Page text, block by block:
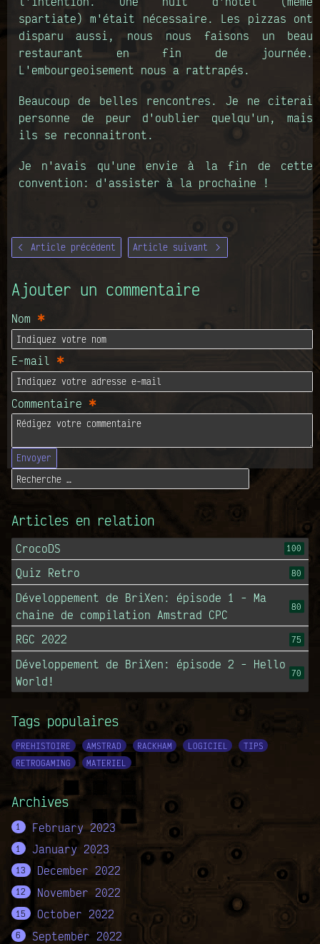
spartiate) m'était nécessaire. Les pizzas ont
disparu aussi, nous nous faisons un beau
restaurant en fin de journée.
L'embourgeoisement nous a rattrapés.
Beaucoup de belles rencontres. Je ne citerai
personne de peur d'oublier quelqu'un, mais
ils se reconnaitront.
Je n'avais qu'une envie à la fin de cette
convention: d'assister à la prochaine !
Article précédent Article suivant
Ajouter un commentaire
Nom *
E-mail *
Commentaire *
Envoyer
Articles en relation
100
CrocoDS
80
Quiz Retro
80
Développement de BriXen: épisode 1 - Ma
chaine de compilation Amstrad CPC
75
RGC 2022
70
Développement de BriXen: épisode 2 - Hello
World!
Tags populaires
PREHISTOIRE AMSTRAD RACKHAM LOGICIEL
TIPS
RETROGAMING
MATERIEL
Archives
1 February 2023
1 January 2023
13 December 2022
12 November 2022
15 October 2022
6 September 2022